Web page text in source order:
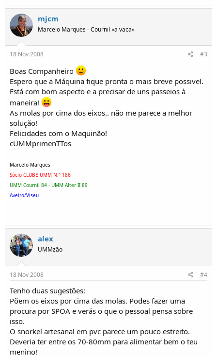
mjcm
Marcelo Marques - Cournil «a vaca»
18 Nov 2008 #3
Boas Companheiro
Espero que a Máquina fique pronta o mais breve possivel.
Está com bom aspecto e a precisar de uns passeios à
maneira!
As molas por cima dos eixos.. não me parece a melhor
solução!
Felicidades com o Maquinão!
cUMMprimenTTos
Marcelo Marques
Sócio CLUBE UMM N.º 186
UMM Cournil 84 - UMM Alter II 89
Aveiro/Viseu
alex
UMMzão
18 Nov 2008 #4
Tenho duas sugestões:
Põem os eixos por cima das molas. Podes fazer uma
procura por SPOA e verás o que o pessoal pensa sobre
isso.
O snorkel artesanal em pvc parece um pouco estreito.
Deveria ter entre os 70-80mm para alimentar bem o teu
menino!